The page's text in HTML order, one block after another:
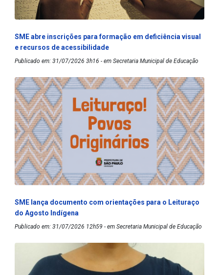
SME abre inscrições para formação em deficiência visual
e recursos de acessibilidade
Publicado em: 31/07/2026 3h16 - em Secretaria Municipal de Educação
SME lança documento com orientações para o Leituraço
do Agosto Indígena
Publicado em: 31/07/2026 12h59 - em Secretaria Municipal de Educação